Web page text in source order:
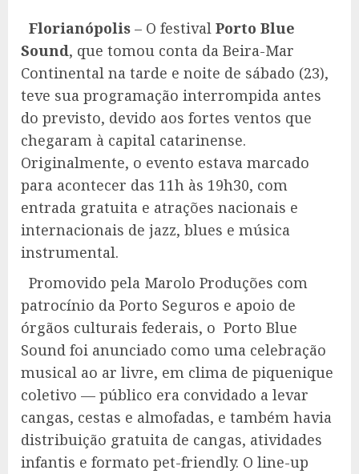
Florianópolis – O festival Porto Blue
Sound, que tomou conta da Beira-Mar
Continental na tarde e noite de sábado (23),
teve sua programação interrompida antes
do previsto, devido aos fortes ventos que
chegaram à capital catarinense.
Originalmente, o evento estava marcado
para acontecer das 11h às 19h30, com
entrada gratuita e atrações nacionais e
internacionais de jazz, blues e música
instrumental.
Promovido pela Marolo Produções com
patrocínio da Porto Seguros e apoio de
órgãos culturais federais, o Porto Blue
Sound foi anunciado como uma celebração
musical ao ar livre, em clima de piquenique
coletivo — público era convidado a levar
cangas, cestas e almofadas, e também havia
distribuição gratuita de cangas, atividades
infantis e formato pet-friendly. O line-up